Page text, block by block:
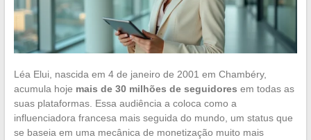
Léa Elui, nascida em 4 de janeiro de 2001 em Chambéry,
acumula hoje mais de 30 milhões de seguidores em todas as
suas plataformas. Essa audiência a coloca como a
influenciadora francesa mais seguida do mundo, um status que
se baseia em uma mecânica de monetização muito mais